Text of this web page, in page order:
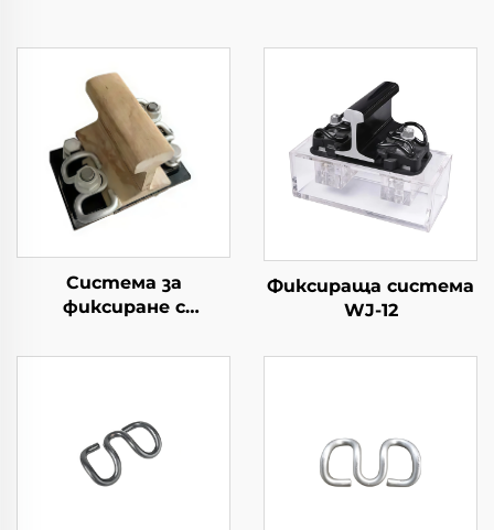
Система за
фиксиране с
Фиксираща система
WJ-12